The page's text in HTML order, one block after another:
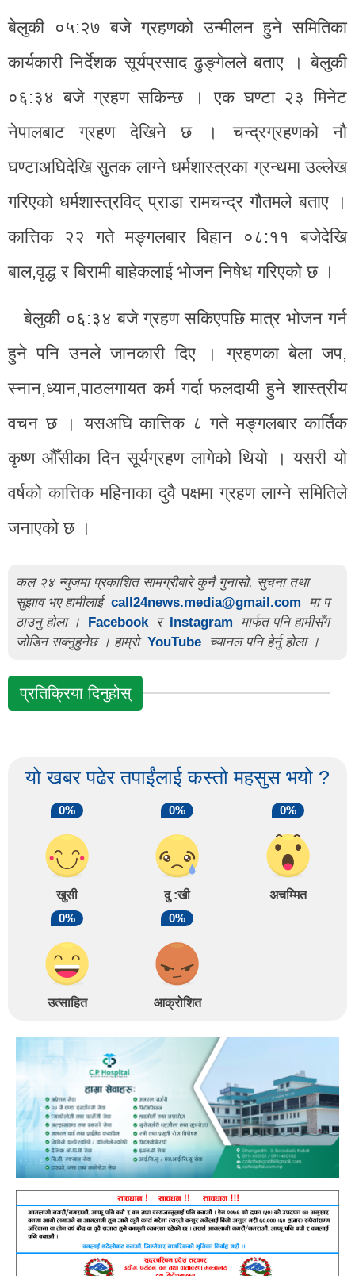
बेलुकी ०५:२७ बजे ग्रहणको उन्मीलन हुने समितिका
कार्यकारी निर्देशक सूर्यप्रसाद ढुङ्गेलले बताए । बेलुकी
०६:३४ बजे ग्रहण सकिन्छ । एक घण्टा २३ मिनेट
नेपालबाट ग्रहण देखिने छ । चन्द्रग्रहणको नौ
घण्टाअघिदेखि सुतक लाग्ने धर्मशास्त्रका ग्रन्थमा उल्लेख
गरिएको धर्मशास्त्रविद् प्राडा रामचन्द्र गौतमले बताए ।
कात्तिक २२ गते मङ्गलबार बिहान ०८:११ बजेदेखि
बाल,वृद्ध र बिरामी बाहेकलाई भोजन निषेध गरिएको छ ।
बेलुकी ०६:३४ बजे ग्रहण सकिएपछि मात्र भोजन गर्न
हुने पनि उनले जानकारी दिए । ग्रहणका बेला जप,
स्नान,ध्यान,पाठलगायत कर्म गर्दा फलदायी हुने शास्त्रीय
वचन छ । यसअघि कात्तिक ८ गते मङ्गलबार कार्तिक
कृष्ण औँसीका दिन सूर्यग्रहण लागेको थियो । यसरी यो
वर्षको कात्तिक महिनाका दुवै पक्षमा ग्रहण लाग्ने समितिले
जनाएको छ ।
कल २४ न्युजमा प्रकाशित सामग्रीबारे कुनै गुनासो, सुचना तथा
सुझाव भए हामीलाई call24news.media@gmail.com
मा प
ठाउनु होला ।
Facebook र Instagram
मार्फत पनि हामीसँग
जोडिन सक्नुहुनेछ । हाम्रो YouTube च्यानल पनि हेर्नु होला ।
प्रतिक्रिया दिनुहोस्
यो खबर पढेर तपाईंलाई कस्तो महसुस भयो ?
0%
खुसी
0%
दु :खी
0%
अचम्मित
0%
उत्साहित
0%
आक्रोशित